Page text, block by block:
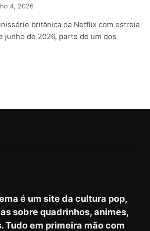
4, 2026
britânica da Netflix com estreia
junho de 2026, parte de um dos
é um site da cultura pop,
sobre quadrinhos, animes,
Tudo em primeira mão com